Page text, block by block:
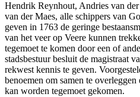
Hendrik Reynhout, Andries van der
van der Maes, alle schippers van
geven in 1763 de geringe
van het veer op Veere kunnen
tegemoet te komen door een of
stadsbestuur besluit de magistraat
rekwest kennis te geven.
benoemen om samen te
kan worden tegemoet gekomen.